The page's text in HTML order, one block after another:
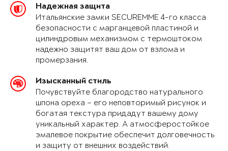
Надежная защита
Итальянские замки SECUREMME 4-го класса
безопасности с марганцевой пластиной и
цилиндровым механизмом с термоштоком
надежно защитят ваш дом от взлома и
промерзания.
Изысканный стиль
Почувствуйте благородство натурального
шпона ореха – его неповторимый рисунок и
богатая текстура придадут вашему дому
уникальный характер. А атмосферостойкое
эмалевое покрытие обеспечит долговечность
и защиту от внешних воздействий.